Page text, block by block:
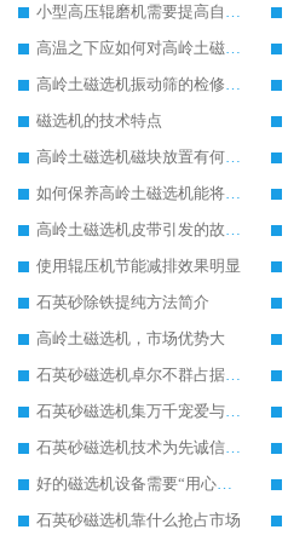
小型高压辊磨机需要提高自动化水平
高温之下应如何对高岭土磁选机进行保护
高岭土磁选机振动筛的检修内容
磁选机的技术特点
高岭土磁选机磁块放置有何要求
如何保养高岭土磁选机能将损耗尽可能降低
高岭土磁选机皮带引发的故障有哪些
使用辊压机节能减排效果明显
石英砂除铁提纯方法简介
高岭土磁选机，市场优势大
石英砂磁选机卓尔不群占据磁选行业一片天
石英砂磁选机集万千宠爱与一身
石英砂磁选机技术为先诚信经营
好的磁选机设备需要“用心呵护”
石英砂磁选机靠什么抢占市场